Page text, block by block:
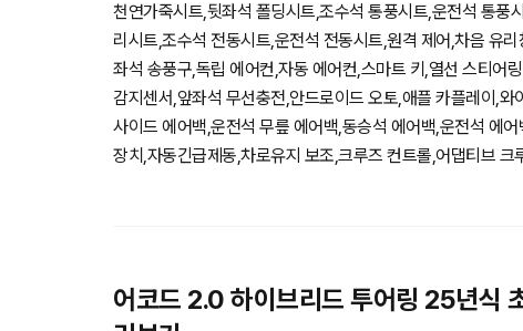
천연가죽시트,뒷좌석 폴딩시트,조수석 통풍시트,운전석 통
리시트,조수석 전동시트,운전석 전동시트,원격 제어,차음 유
좌석 송풍구,독립 에어컨,자동 에어컨,스마트 키,열선 스티어
감지센서,앞좌석 무선충전,안드로이드 오토,애플 카플레이,
사이드 에어백,운전석 무릎 에어백,동승석 에어백,운전석 에
장치,자동긴급제동,차로유지 보조,크루즈 컨트롤,어댑티브
어코드 2.0 하이브리드 투어링 25년식